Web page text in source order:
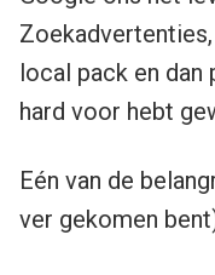
local pack en dan
hard voor hebt
Eén van de
ver gekomen